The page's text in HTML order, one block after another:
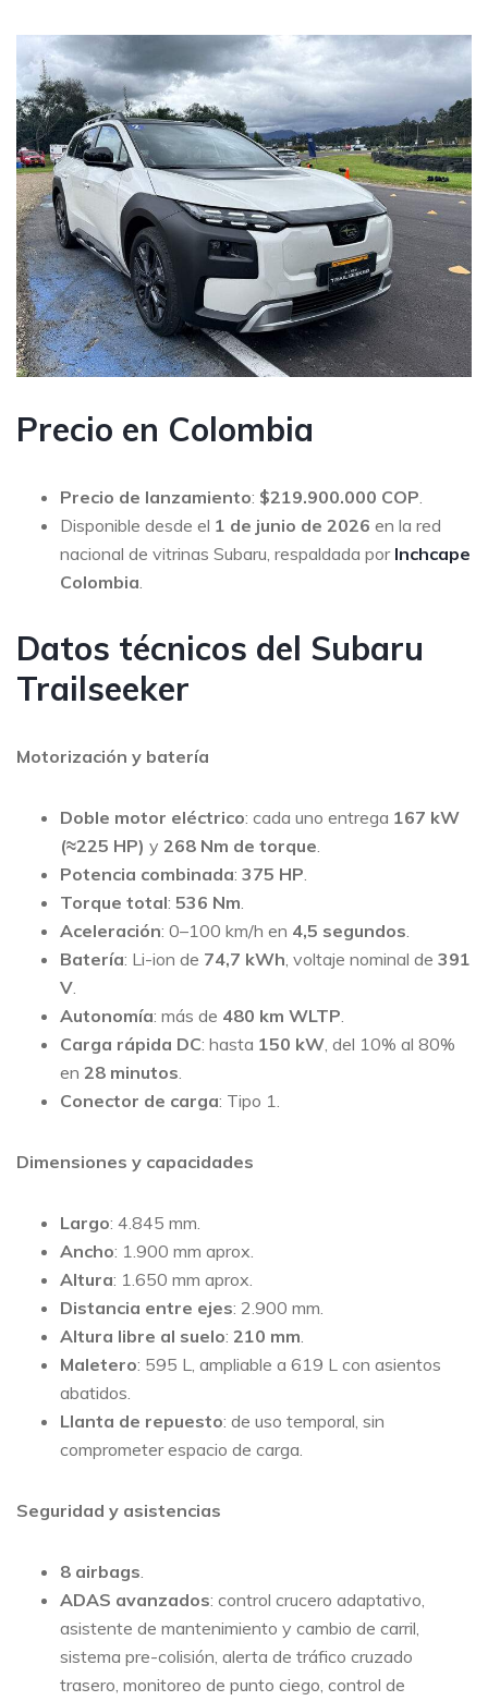
Precio en Colombia
Precio de lanzamiento: $219.900.000 COP
Disponible desde el 1 de junio de 2026 en la red
nacional de vitrinas Subaru, respaldada por Inchcape
Colombia
Datos técnicos del Subaru
Trailseeker
Motorización y batería
Doble motor eléctrico: cada uno entrega 167 kW
(≈225 HP) y 268 Nm de torque
Potencia combinada: 375 HP
Torque total: 536 Nm
Aceleración: 0–100 km/h en 4,5 segundos
Batería: Li-ion de 74,7 kWh , voltaje nominal de 391
V
Autonomía: más de 480 km WLTP
Carga rápida DC: hasta 150 kW , del 10% al 80%
en 28 minutos
Conector de carga: Tipo 1.
Dimensiones y capacidades
Largo: 4.845 mm.
Ancho: 1.900 mm aprox.
Altura: 1.650 mm aprox.
Distancia entre ejes: 2.900 mm.
Altura libre al suelo: 210 mm
Maletero: 595 L, ampliable a 619 L con asientos
abatidos.
Llanta de repuesto: de uso temporal, sin
comprometer espacio de carga.
Seguridad y asistencias
8 airbags
ADAS avanzados: control crucero adaptativo,
asistente de mantenimiento y cambio de carril,
sistema pre-colisión, alerta de tráfico cruzado
trasero, monitoreo de punto ciego, control de